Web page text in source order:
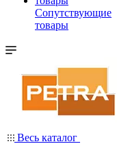
Сопутствующие
товары
Весь каталог